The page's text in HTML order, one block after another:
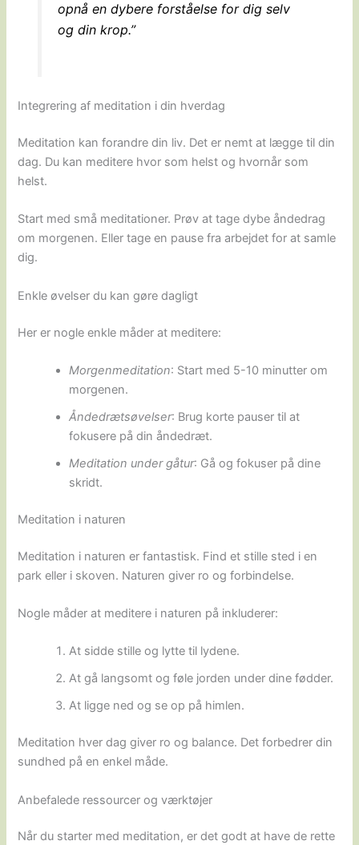
opnå en dybere forståelse for dig selv
og din krop.”
Integrering af meditation i din hverdag
Meditation kan forandre din liv. Det er nemt at lægge til din
dag. Du kan meditere hvor som helst og hvornår som
helst.
Start med små meditationer. Prøv at tage dybe åndedrag
om morgenen. Eller tage en pause fra arbejdet for at samle
dig.
Enkle øvelser du kan gøre dagligt
Her er nogle enkle måder at meditere:
Morgenmeditation: Start med 5-10 minutter om
morgenen.
Åndedrætsøvelser: Brug korte pauser til at
fokusere på din åndedræt.
Meditation under gåtur: Gå og fokuser på dine
skridt.
Meditation i naturen
Meditation i naturen er fantastisk. Find et stille sted i en
park eller i skoven. Naturen giver ro og forbindelse.
Nogle måder at meditere i naturen på inkluderer:
At sidde stille og lytte til lydene.
At gå langsomt og føle jorden under dine fødder.
At ligge ned og se op på himlen.
Meditation hver dag giver ro og balance. Det forbedrer din
sundhed på en enkel måde.
Anbefalede ressourcer og værktøjer
Når du starter med meditation, er det godt at have de rette